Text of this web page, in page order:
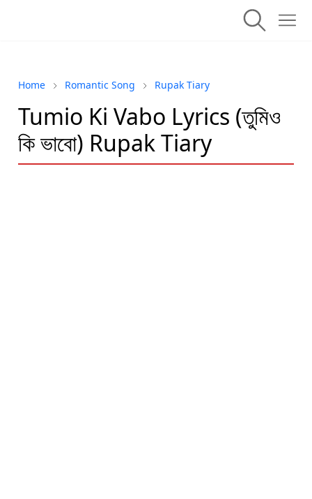
Home Romantic Song Rupak Tiary
Tumio Ki Vabo Lyrics (তুমিও
কি ভাবো) Rupak Tiary